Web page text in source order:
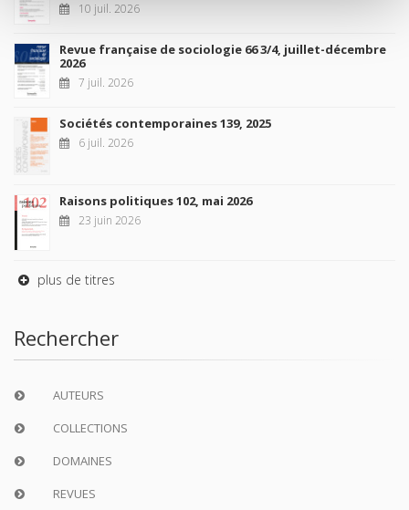
10 juil. 2026
Revue française de sociologie 66 3/4, juillet-décembre
2026
7 juil. 2026
Sociétés contemporaines 139, 2025
6 juil. 2026
Raisons politiques 102, mai 2026
23 juin 2026
plus de titres
Rechercher
AUTEURS
COLLECTIONS
DOMAINES
REVUES